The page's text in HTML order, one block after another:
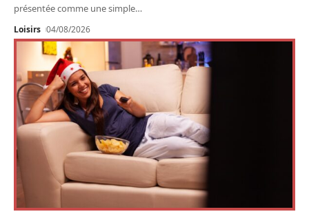
présentée comme une simple…
Loisirs 04/08/2026